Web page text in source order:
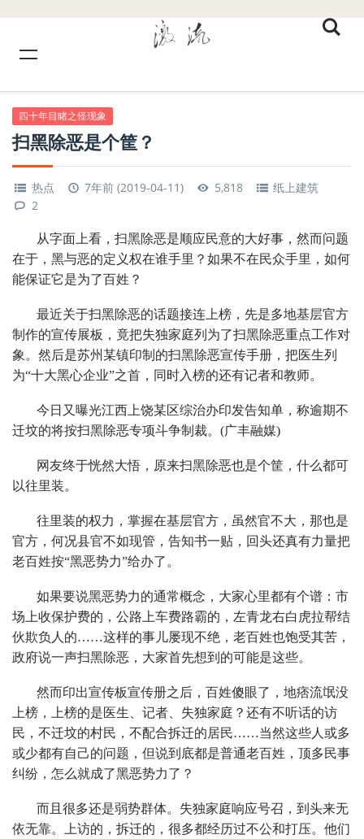
四十年目睹之怪现象
扫黑除恶是个筐？
热点 7年前 (2019-04-11) 5,818
纸上建筑
2
从字面上看，扫黑除恶是顺应民意的大好事，然而问题
在于，黑与恶的定义权在谁手里？如果不在民众手里，如何
能保证它是为了百姓？
最近关于扫黑除恶的话题接连上榜，先是多地基层官方
制作的宣传展板，竟把失独家庭列为了扫黑除恶重点工作对
象。然后是苏州某镇印制的扫黑除恶宣传手册，把医生列
为“十大黑心企业”之首，同时入榜的还有记者和教师。
今日又曝光江西上饶某区综治办印发告知单，称逾期不
迁坟的将按扫黑除恶专项斗争制裁。(广丰融媒)
网友终于恍然大悟，原来扫黑除恶也是个筐，什么都可
以往里装。
往里装的权力，掌握在基层官方，虽然官不大，那也是
官方，何况县官不如现管，告知书一贴，回头还真有力量把
老百姓按“黑恶势力”给办了。
如果要说黑恶势力的通常概念，大家心里都有个谱：市
场上收保护费的，公路上车费路霸的，左青龙右白虎拉帮结
伙欺负人的……这样的事儿屡现不绝，老百姓也饱受其苦，
政府说一声扫黑除恶，大家首先想到的可能是这些。
然而印出宣传板宣传册之后，百姓傻眼了，地痞流氓没
上榜，上榜的是医生、记者、失独家庭？还有不听话的访
民，不迁坟的村民，不配合拆迁的居民……当然这些人或多
或少都有自己的问题，但说到底都是普通老百姓，顶多民事
纠纷，怎么就成了黑恶势力了？
而且很多还是弱势群体。失独家庭响应号召，到头来无
依无靠。上访的，拆迁的，很多都经历过不公和打压。他们